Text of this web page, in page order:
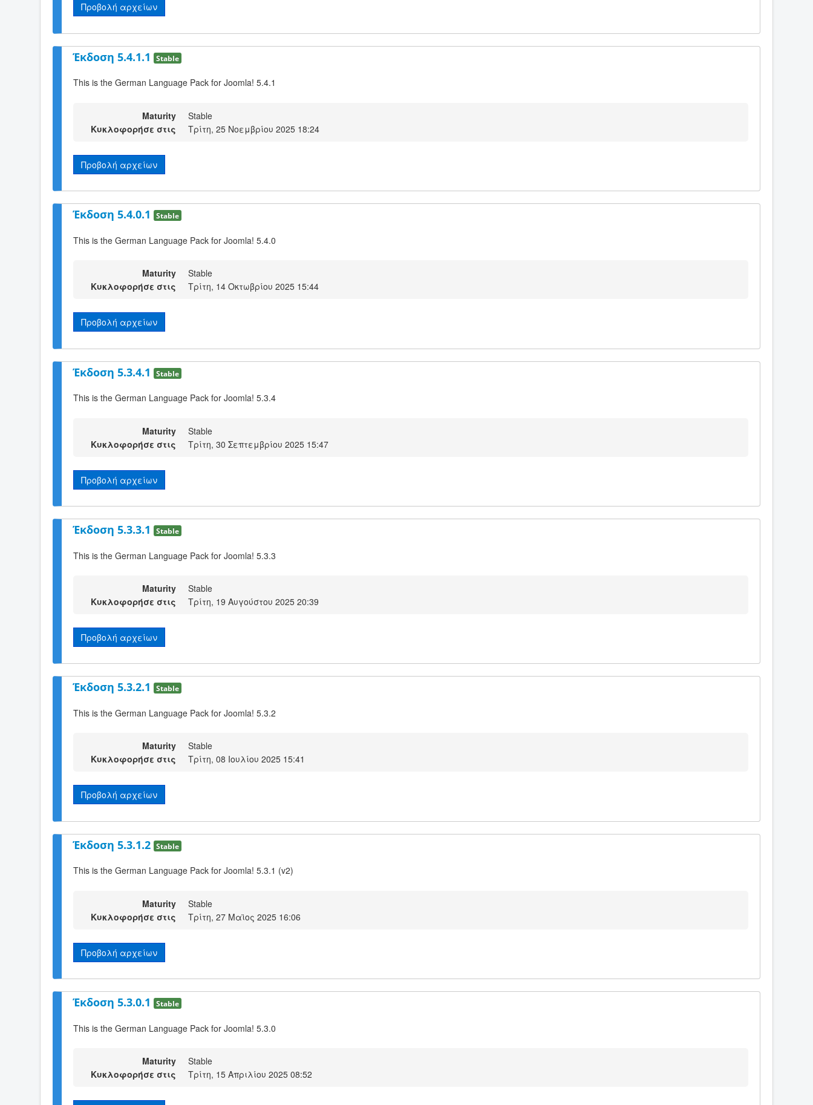
Προβολή αρχείων
Έκδοση 5.4.1.1 Stable
This is the German Language Pack for Joomla! 5.4.1
Maturity
Stable
Κυκλοφορήσε στις
Τρίτη, 25 Νοεμβρίου 2025 18:24
Προβολή αρχείων
Έκδοση 5.4.0.1 Stable
This is the German Language Pack for Joomla! 5.4.0
Maturity
Stable
Κυκλοφορήσε στις
Τρίτη, 14 Οκτωβρίου 2025 15:44
Προβολή αρχείων
Έκδοση 5.3.4.1 Stable
This is the German Language Pack for Joomla! 5.3.4
Maturity
Stable
Κυκλοφορήσε στις
Τρίτη, 30 Σεπτεμβρίου 2025 15:47
Προβολή αρχείων
Έκδοση 5.3.3.1 Stable
This is the German Language Pack for Joomla! 5.3.3
Maturity
Stable
Κυκλοφορήσε στις
Τρίτη, 19 Αυγούστου 2025 20:39
Προβολή αρχείων
Έκδοση 5.3.2.1 Stable
This is the German Language Pack for Joomla! 5.3.2
Maturity
Stable
Κυκλοφορήσε στις
Τρίτη, 08 Ιουλίου 2025 15:41
Προβολή αρχείων
Έκδοση 5.3.1.2 Stable
This is the German Language Pack for Joomla! 5.3.1 (v2)
Maturity
Stable
Κυκλοφορήσε στις
Τρίτη, 27 Μαϊος 2025 16:06
Προβολή αρχείων
Έκδοση 5.3.0.1 Stable
This is the German Language Pack for Joomla! 5.3.0
Maturity
Stable
Κυκλοφορήσε στις
Τρίτη, 15 Απριλίου 2025 08:52